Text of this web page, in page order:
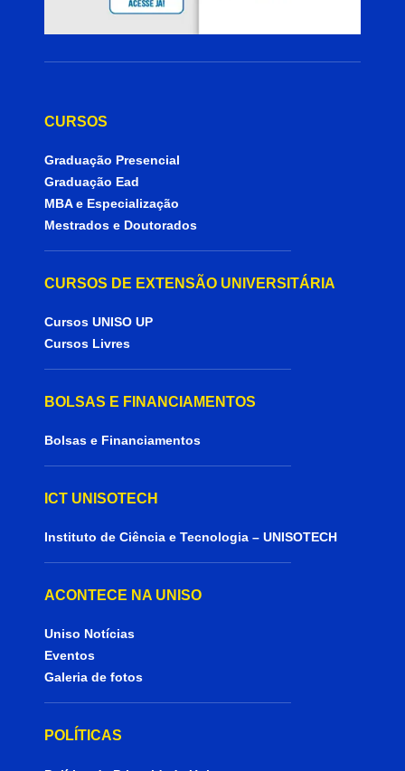
CURSOS
Graduação Presencial
Graduação Ead
MBA e Especialização
Mestrados e Doutorados
CURSOS DE EXTENSÃO UNIVERSITÁRIA
Cursos UNISO UP
Cursos Livres
BOLSAS E FINANCIAMENTOS
Bolsas e Financiamentos
ICT UNISOTECH
Instituto de Ciência e Tecnologia – UNISOTECH
ACONTECE NA UNISO
Uniso Notícias
Eventos
Galeria de fotos
POLÍTICAS